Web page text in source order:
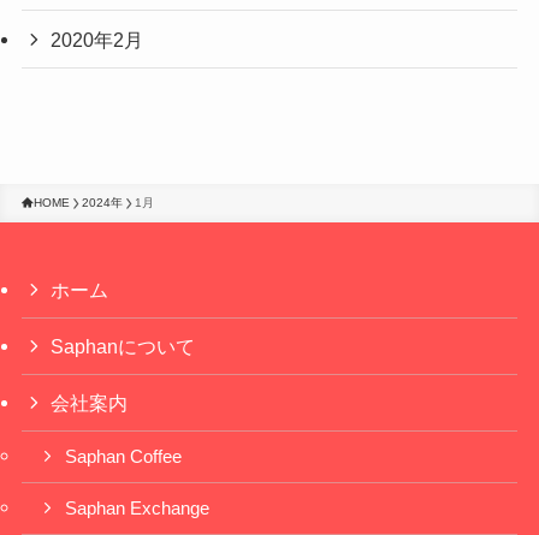
2020年2月
HOME 2024年 1月
ホーム
Saphanについて
会社案内
Saphan Coffee
Saphan Exchange